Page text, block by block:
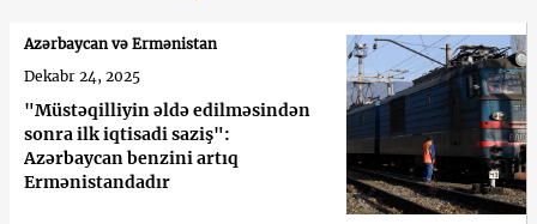
"Müstəqilliyin əldə edilməsindən
sonra ilk iqtisadi saziş":
Azərbaycan benzini artıq
Ermənistandadır
Azərbaycan və Ermənistan
Dekabr 24, 2025